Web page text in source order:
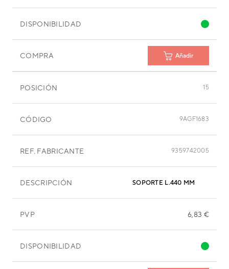
DISPONIBILIDAD
COMPRA Añadir
POSICIÓN 15
CÓDIGO 9AGF1683
REF. FABRICANTE 9359742005
DESCRIPCIÓN SOPORTE L.440 MM
PVP 6,83 €
DISPONIBILIDAD